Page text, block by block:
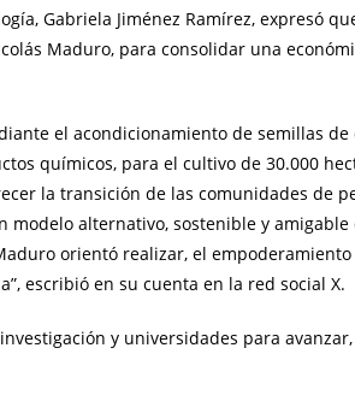
Gabriela Jiménez Ramírez, expresó
Maduro, para consolidar una
el acondicionamiento de semillas
químicos, para el cultivo de 30.000
la transición de las comunidades de
alternativo, sostenible y amigable
orientó realizar, el
escribió en su cuenta en la red social X.
y universidades para